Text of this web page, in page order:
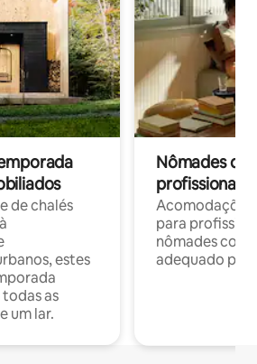
de chalés
estes
as
um lar.
Nômades
profissionais
para
nômades com
adequado